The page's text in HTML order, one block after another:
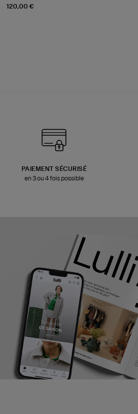
120,00 €
PAIEMENT SÉCURISÉ
en 3 ou 4 fois possible